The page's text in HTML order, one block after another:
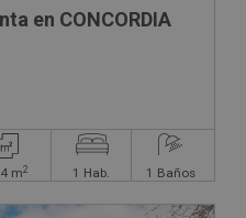
en CONCORDIA
m2 1 Hab. 1 Baños